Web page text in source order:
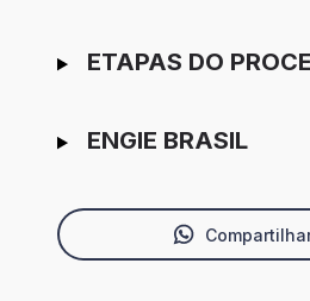
ETAPAS DO
ENGIE BRASIL